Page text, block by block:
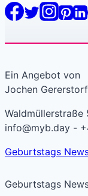
Ein Angebot von
Jochen
Waldmüllerstraße
info@myb.day -
Geburtstags
Geburtstags